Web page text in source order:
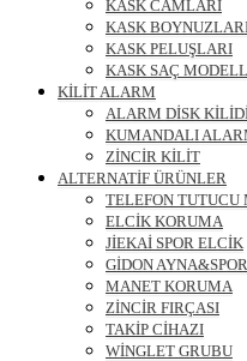
KASK CAMLARI
KASK
KASK PELUŞLARI
KASK SAÇ
KİLİT ALARM
ALARM DİSK
KUMANDALI
ZİNCİR KİLİT
ALTERNATİF ÜRÜNLER
TELEFON TUTUCU
ELCİK KORUMA
JİEKAİ SPOR ELCİK
GİDON
MANET KORUMA
ZİNCİR FIRÇASI
TAKİP CİHAZI
WİNGLET GRUBU